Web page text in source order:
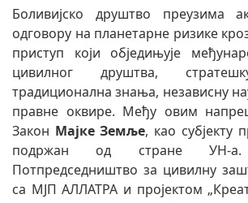
Боливијско друштво преузима
одговору на планетарне ризике
приступ који обједињује
цивилног друштва,
традиционална знања, независну
правне оквире. Међу овим
Закон Мајке Земље, као субјекту
подржан од стране УН-а.
Потпредседништво за цивилну
сa МЈП АЛЛАТРА и пројектом